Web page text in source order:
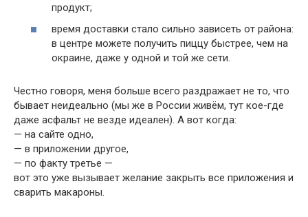
продукт;
время доставки стало сильно зависеть от района:
в центре можете получить пиццу быстрее, чем на
окраине, даже у одной и той же сети.
Честно говоря, меня больше всего раздражает не то, что
бывает неидеально (мы же в России живём, тут кое-где
даже асфальт не везде идеален). А вот когда:
— на сайте одно,
— в приложении другое,
— по факту третье —
вот это уже вызывает желание закрыть все приложения и
сварить макароны.